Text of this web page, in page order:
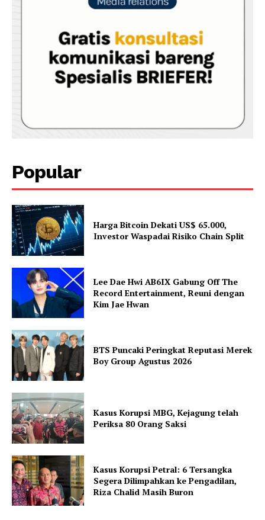
Popular
Harga Bitcoin Dekati US$ 65.000,
Investor Waspadai Risiko Chain Split
Lee Dae Hwi AB6IX Gabung Off The
Record Entertainment, Reuni dengan
Kim Jae Hwan
BTS Puncaki Peringkat Reputasi Merek
Boy Group Agustus 2026
Kasus Korupsi MBG, Kejagung telah
Periksa 80 Orang Saksi
Kasus Korupsi Petral: 6 Tersangka
Segera Dilimpahkan ke Pengadilan,
Riza Chalid Masih Buron